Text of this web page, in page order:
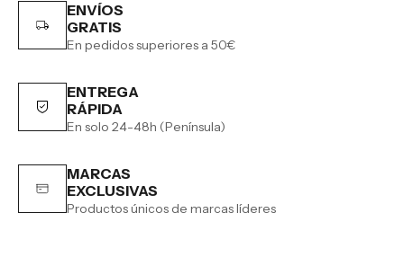
ENVÍOS
GRATIS
En pedidos superiores a 50€
ENTREGA
RÁPIDA
En solo 24-48h (Península)
MARCAS
EXCLUSIVAS
Productos únicos de marcas líderes